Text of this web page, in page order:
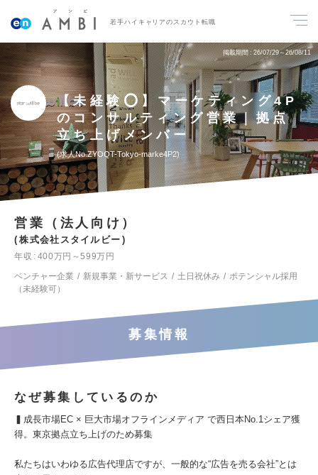
若手ハイキャリアのスカウト転職
掲載期間 26/07/29～26/08/11
【未経験⭕️】マーケティング4P
のコンサルティング営業｜拠点
立ち上げメンバー
求人No.ZYOQT-Tokyo-marke4P2
営業（法人向け）
株式会社スタイルビー
年収
400万円～599万円
ベンチャー企業
新規事業・新サービス 土日祝休み
ポテンシャル採用
（未経験可）
募集情報
なぜ募集しているのか
▍成長市場EC × 巨大市場オフラインメディア で西日本No.1シェア獲
得。東京拠点立ち上げのため募集
私たちはいわゆる広告代理店ですが、一般的な“広告を売る会社”とは